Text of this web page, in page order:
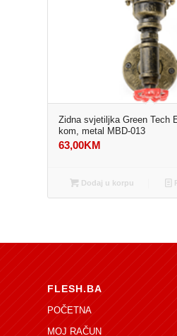
Zidna svjetiljka Green Tech
kom, metal MBD-013
63,00KM
Dodaj u korpu
FLESH.BA
POČETNA
MOJ RAČUN